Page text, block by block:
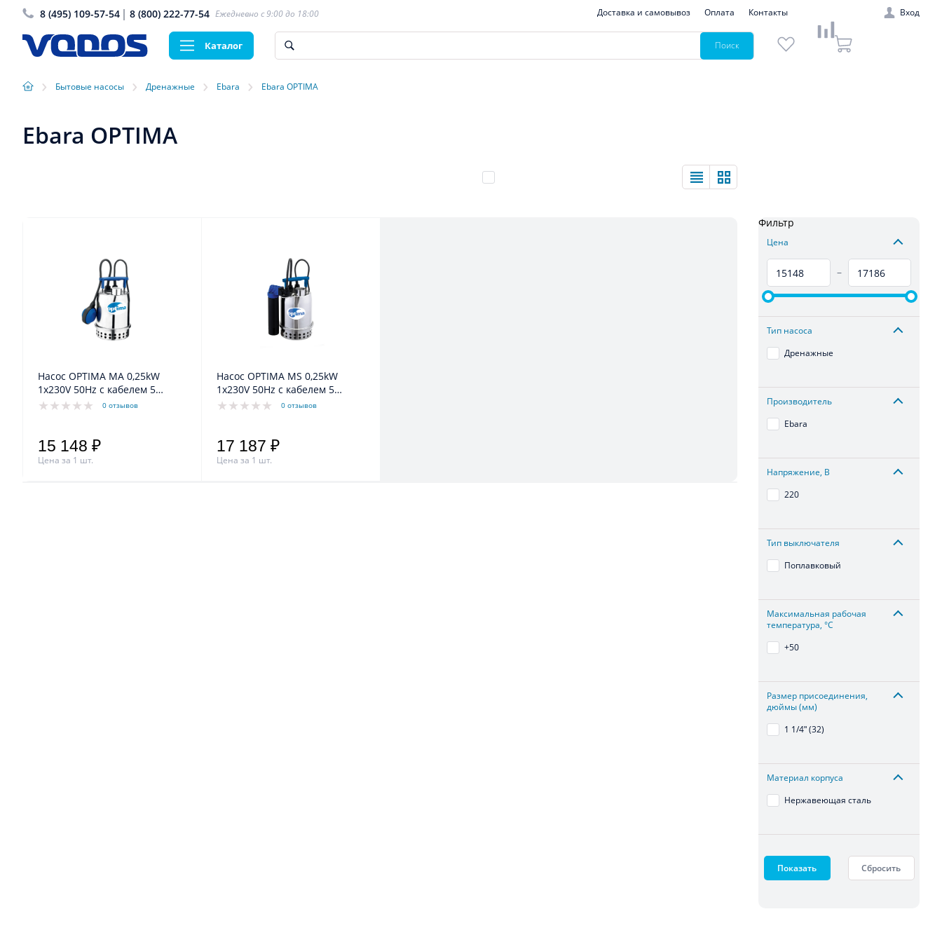
8 (495) 109-57-54 8 (800) 222-77-54 Ежедневно с 9:00 до 18:00 Доставка и самовывоз Оплата Контакты Вход
Каталог Поиск
› Бытовые насосы › Дренажные › Ebara › Ebara OPTIMA
Ebara OPTIMA
Насос OPTIMA MA 0,25kW
1x230V 50Hz c кабелем 5
метров
0 отзывов
15 148 ₽
Цена за 1 шт.
Насос OPTIMA MS 0,25kW
1x230V 50Hz c кабелем 5
метров
0 отзывов
17 187 ₽
Цена за 1 шт.
Фильтр
Цена
–
Тип насоса
Дренажные
Производитель
Ebara
Напряжение, В
220
Тип выключателя
Поплавковый
Максимальная рабочая
температура, °С
+50
Размер присоединения,
дюймы (мм)
1 1/4ʺ (32)
Материал корпуса
Нержавеющая сталь
Показать Сбросить